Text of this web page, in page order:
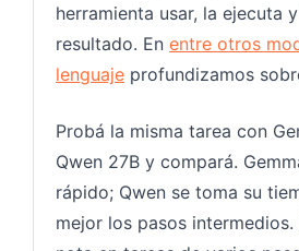
herramienta usar, la ejecuta
resultado. En entre otros
lenguaje profundizamos
Probá la misma tarea con
Qwen 27B y compará.
rápido; Qwen se toma su
mejor los pasos